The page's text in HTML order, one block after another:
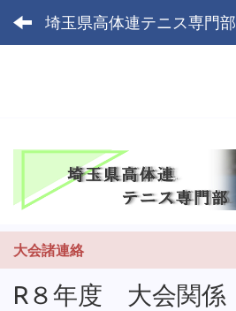
埼玉県高体連テニス専門部
大会諸連絡
R８年度 大会関係